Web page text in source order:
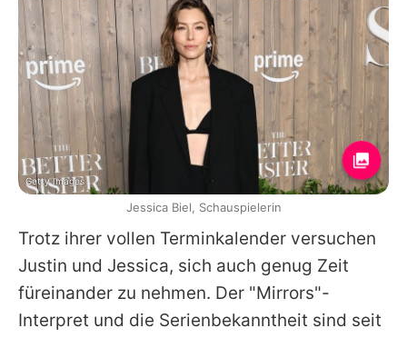
Trotz ihrer vollen Terminkalender versuchen
Justin und Jessica, sich auch genug Zeit
füreinander zu nehmen. Der "Mirrors"-
Interpret und die Serienbekanntheit sind seit
Getty Images
Jessica Biel, Schauspielerin